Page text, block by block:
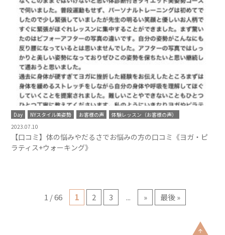
Day NYスタイル美姿勢 お客様の声
体験レッスン（お客様の声）
2023.07.10
【口コミ】体の悩みやだるさでお悩みの方の口コミ《ヨガ・ピ
ラティス+ウォーキング》
1 / 66 1 2 3 ... » 最後 »